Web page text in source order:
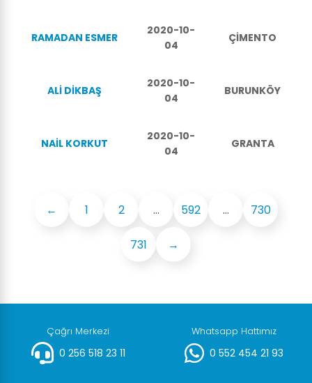
RAMADAN ESMER
2020-10-
04
ÇİMENTO
ALİ DİKBAŞ
2020-10-
04
BURUNKÖY
NAİL KORKUT
2020-10-
04
GRANTA
← 1 2 ... 592 ... 730
731 →
Çağrı Merkezi
0 256 518 23 11
Whatsapp Hattımız
0 552 454 21 93